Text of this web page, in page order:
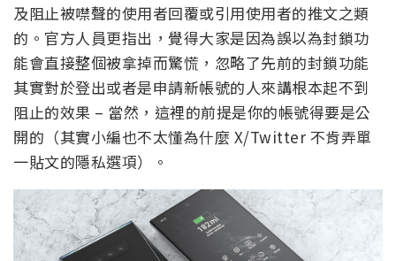
及阻止被噤聲的使用者回覆或引用使用者的推文之類
的。官方人員更指出，覺得大家是因為誤以為封鎖功
能會直接整個被拿掉而驚慌，忽略了先前的封鎖功能
其實對於登出或者是申請新帳號的人來講根本起不到
阻止的效果 – 當然，這裡的前提是你的帳號得要是公
開的（其實小編也不太懂為什麼 X/Twitter 不肯弄單
一貼文的隱私選項）。